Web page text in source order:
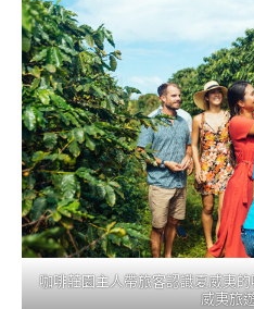
咖啡莊園主人帶旅客認識夏威夷
威夷旅